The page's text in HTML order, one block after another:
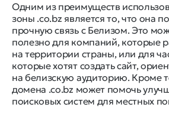
Одним из преимуществ
зоны .co.bz является то, что она
прочную связь с Белизом. Это
полезно для компаний, которые
на территории страны, или для
которые хотят создать сайт,
на белизскую аудиторию. Кроме
домена .co.bz может помочь
поисковых систем для местных